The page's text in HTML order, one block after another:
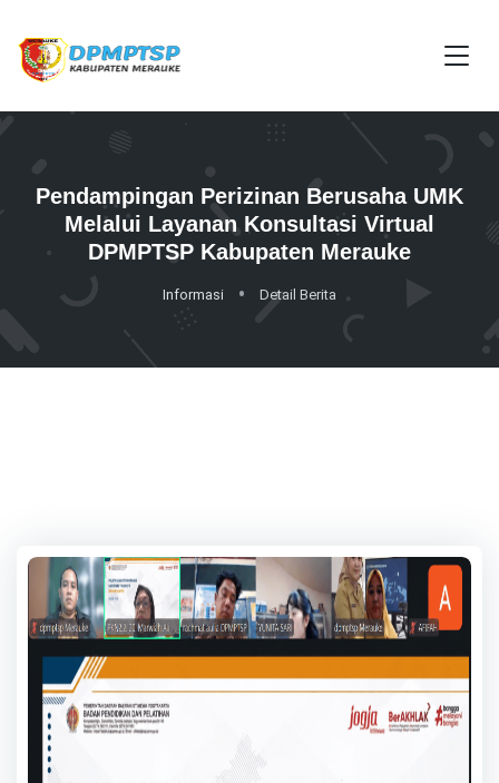
Pendampingan Perizinan Berusaha UMK
Melalui Layanan Konsultasi Virtual
DPMPTSP Kabupaten Merauke
Informasi Detail Berita